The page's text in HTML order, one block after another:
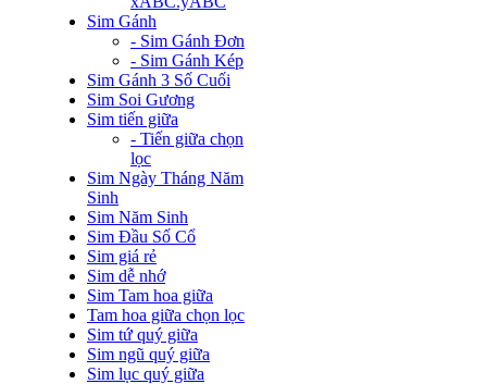
Sim Gánh
- Sim Gánh Đơn
- Sim Gánh Kép
Sim Gánh 3 Số Cuối
Sim Soi Gương
Sim tiến giữa
- Tiến giữa chọn
lọc
Sim Ngày Tháng Năm
Sinh
Sim Năm Sinh
Sim Đầu Số Cổ
Sim giá rẻ
Sim dễ nhớ
Sim Tam hoa giữa
Tam hoa giữa chọn lọc
Sim tứ quý giữa
Sim ngũ quý giữa
Sim lục quý giữa